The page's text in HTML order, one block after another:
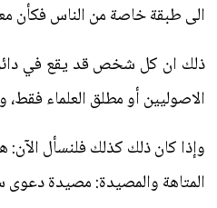
الى طبقة خاصة من الناس فكأن
ذلك ان كل شخص قد يقع في دائرة
الاصوليين أو مطلق العلماء
وإذا كان ذلك كذلك فلنسأل الآن:
المتاهة والمصيدة: مصيدة